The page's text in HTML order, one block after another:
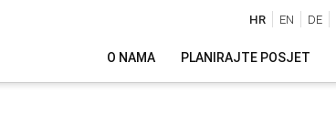
HR EN DE
O NAMA PLANIRAJTE POSJET